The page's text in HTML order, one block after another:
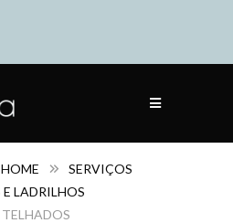
HOME
SERVIÇOS
LADRILHOS